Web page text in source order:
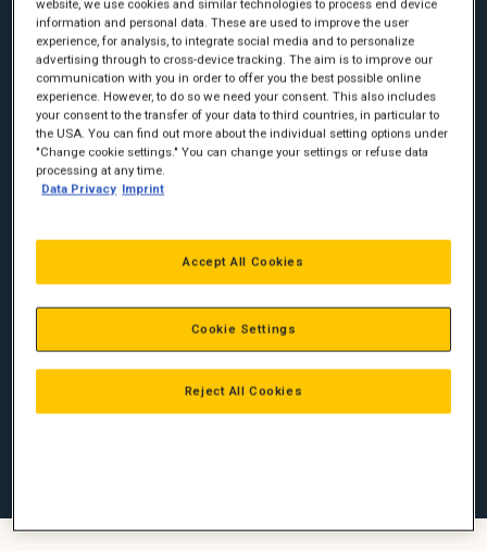
være sikret elektricitet.
DEN SIKKERHED DU HAR BRUG FOR
Virksomheder stoler på dig. Udover at beskytte oplysninger
skal du sikre onlinetransaktioner og lagre afgørende indhold
for at sikre let tilgængelighed – døgnet rundt, syv dage om
ugen. Med et godt nødstrømsudstyr vil du ikke kun reducere
risici, men også undgå at løbe ind i ekstra omkostninger. Vi
CATERPILLAR-GENERATORSÆT
Vi forstår den udfordring, du står over for, og hvor vigtig
pålidelighed er for dig. Find ud af, hvordan Caterpillar-
generatorsæt kan gøre dit arbejde bekymringsfrit. Takket
være mange års erfaring har vi omfattende specialviden og
kan tilbyde dig skræddersyede løsninger. Du kan også stole på
døgnservice, onlineovervågning og lave samlede
website, we use cookies and similar technologies to process end device
information and personal data. These are used to improve the user
experience, for analysis, to integrate social media and to personalize
advertising through to cross-device tracking. The aim is to improve our
communication with you in order to offer you the best possible online
experience. However, to do so we need your consent. This also includes
your consent to the transfer of your data to third countries, in particular to
the USA. You can find out more about the individual setting options under
"Change cookie settings." You can change your settings or refuse data
processing at any time.
Data Privacy Imprint
Reject All Cookies
Accept All Cookies
Cookie Settings